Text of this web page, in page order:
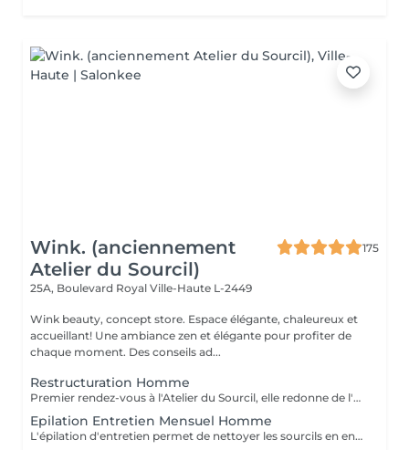
Wink. (anciennement
Atelier du Sourcil)
175
25A, Boulevard Royal Ville-Haute L-2449
Wink beauty, concept store. Espace élégante, chaleureux et
accueillant! Une ambiance zen et élégante pour profiter de
chaque moment. Des conseils ad...
Restructuration Homme
Premier rendez-vous à l'Atelier du Sourcil, elle redonne de l'harmonie au visage. Entièrement réalisée à la pince à épiler, cette prestation iconique vise à redéfinir la forme des sourcils. Formée en morphologie du visage, notre équipe de professionnelles maîtrise toutes les subtilités d'une forme réussie. Un entretien mensuel permet ensuite de conserver une ligne idéale.
Epilation Entretien Mensuel Homme
L'épilation d'entretien permet de nettoyer les sourcils en entretien et de conserver ainsi leur ligne. Au-delà de deux mois sans entretien à l'atelier du sourcil, il faudra refaire une restructuration pour redessiner à nouveau la ligne du sourcil.